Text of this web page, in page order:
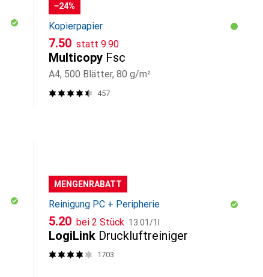
−24%
Kopierpapier
CHF
7.50 stattCHF
9.90
Multicopy Fsc
A4, 500 Blätter, 80 g/m²
457
MENGENRABATT
Reinigung PC + Peripherie
CHF
5.20 bei 2 Stück CHF
13.01 /1l
LogiLink Druckluftreiniger
1703